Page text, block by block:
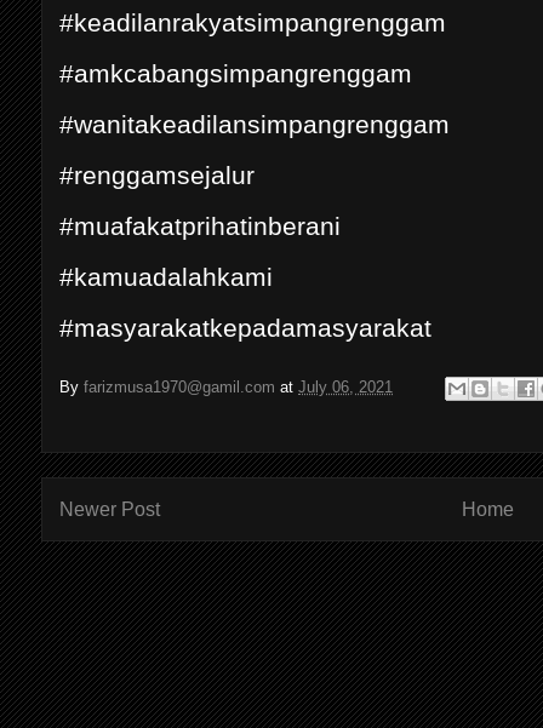
#keadilanrakyatsimpangrenggam
#amkcabangsimpangrenggam
#wanitakeadilansimpangrenggam
#renggamsejalur
#muafakatprihatinberani
#kamuadalahkami
#masyarakatkepadamasyarakat
Byfarizmusa1970@gamil.com atJuly 06, 2021
Newer Post Home